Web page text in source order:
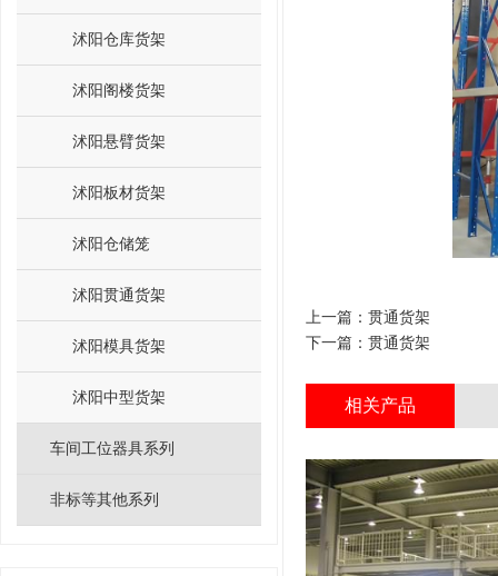
沭阳仓库货架
沭阳阁楼货架
沭阳悬臂货架
沭阳板材货架
沭阳仓储笼
沭阳贯通货架
沭阳模具货架
沭阳中型货架
车间工位器具系列
非标等其他系列
上一篇： 贯通货架
下一篇： 贯通货架
相关产品